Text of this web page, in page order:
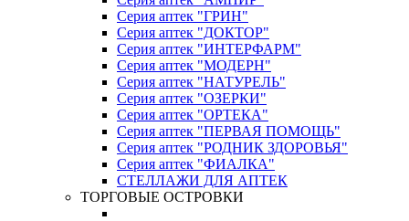
Серия аптек "ГРИН"
Серия аптек "ДОКТОР"
Серия аптек "ИНТЕРФАРМ"
Серия аптек "МОДЕРН"
Серия аптек "НАТУРЕЛЬ"
Серия аптек "ОЗЕРКИ"
Серия аптек "ОРТЕКА"
Серия аптек "ПЕРВАЯ ПОМОЩЬ"
Серия аптек "РОДНИК ЗДОРОВЬЯ"
Серия аптек "ФИАЛКА"
СТЕЛЛАЖИ ДЛЯ АПТЕК
ТОРГОВЫЕ ОСТРОВКИ